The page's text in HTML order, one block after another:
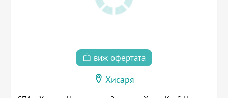
виж офертата
Хисаря